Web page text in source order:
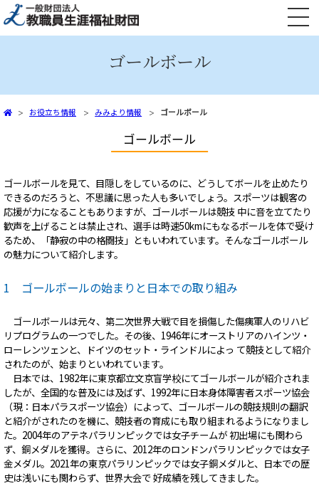
ゴールボール
お役立ち情報 みみより情報 ゴールボール
ゴールボール
ゴールボールを見て、目隠しをしているのに、どうしてボールを止めたり
できるのだろうと、不思議に思った人も多いでしょう。スポーツは観客の
応援が力になることもありますが、ゴールボールは競技 中に音を立てたり
歓声を上げることは禁止され、選手は時速50kmにもなるボールを体で受け
るため、「静寂の中の格闘技」ともいわれています。そんなゴールボール
の魅力について紹介します。
1 ゴールボールの始まりと日本での取り組み
ゴールボールは元々、第二次世界大戦で目を損傷した傷痍軍人のリハビ
リプログラムの一つでした。その後、1946年にオーストリアのハインツ・
ローレンツェンと、ドイツのセット・ラインドルによっ て競技として紹介
されたのが、始まりといわれています。
日本では、1982年に東京都立文京盲学校にてゴールボールが紹介されま
したが、全国的な普及には及ばず、1992年に日本身体障害者スポーツ協会
（現：日本パラスポーツ協会）によって、ゴールボールの競技規則の翻訳
と紹介がされたのを機に、競技者の育成にも取り組まれるようになりまし
た。2004年のアテネパラリンピックでは女子チームが 初出場にも関わら
ず、銅メダルを獲得。さらに、2012年のロンドンパラリンピックでは女子
金メダル。2021年の東京パラリンピックでは女子銅メダルと、日本での歴
史は浅いにも関わらず、世界大会で 好成績を残してきました。